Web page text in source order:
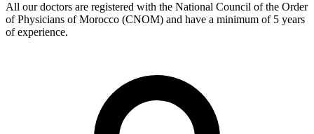
All our doctors are registered with the National Council of the Order
of Physicians of Morocco (CNOM) and have a minimum of 5 years
of experience.